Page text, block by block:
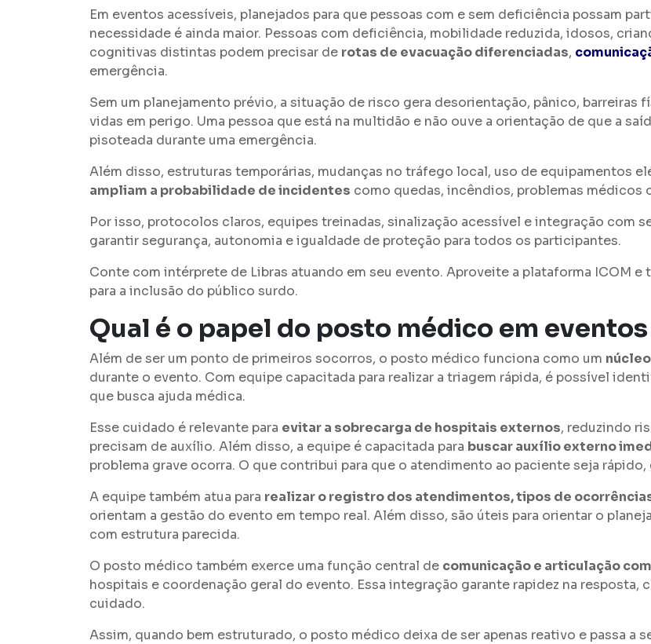
Em eventos acessíveis, planejados para que pessoas com e sem deficiência possam
necessidade é ainda maior. Pessoas com deficiência, mobilidade reduzida, idosos,
cognitivas distintas podem precisar de rotas de evacuação diferenciadas,
emergência.
Sem um planejamento prévio, a situação de risco gera desorientação, pânico,
vidas em perigo. Uma pessoa que está na multidão e não ouve a orientação de que a
pisoteada durante uma emergência.
Além disso, estruturas temporárias, mudanças no tráfego local, uso de equipamentos
ampliam a probabilidade de incidentes como quedas, incêndios, problemas médicos
Por isso, protocolos claros, equipes treinadas, sinalização acessível e integração com
garantir segurança, autonomia e igualdade de proteção para todos os participantes.
Conte com intérprete de Libras atuando em seu evento. Aproveite a plataforma ICOM e
para a inclusão do público surdo.
Qual é o papel do posto médico em
Além de ser um ponto de primeiros socorros, o posto médico funciona como um
durante o evento. Com equipe capacitada para realizar a triagem rápida, é possível
que busca ajuda médica.
Esse cuidado é relevante para evitar a sobrecarga de hospitais externos, reduzindo
precisam de auxílio. Além disso, a equipe é capacitada para buscar auxílio externo
problema grave ocorra. O que contribui para que o atendimento ao paciente seja rápido,
A equipe também atua para realizar o registro dos atendimentos, tipos de
orientam a gestão do evento em tempo real. Além disso, são úteis para orientar o
com estrutura parecida.
O posto médico também exerce uma função central de comunicação e articulação
hospitais e coordenação geral do evento. Essa integração garante rapidez na resposta,
cuidado.
Assim, quando bem estruturado, o posto médico deixa de ser apenas reativo e passa a